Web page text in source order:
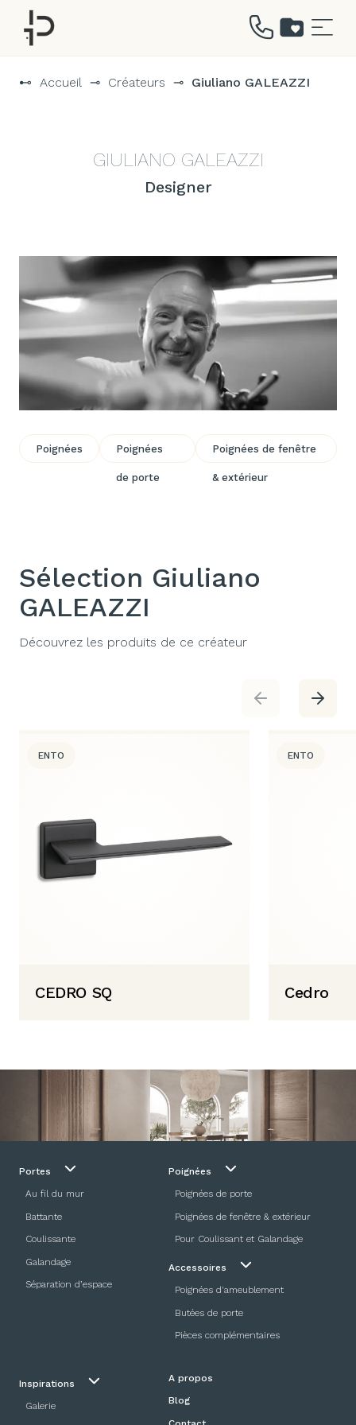
⊷ Accueil ⊸ Créateurs ⊸ Giuliano GALEAZZI
GIULIANO GALEAZZI
Designer
Poignées Poignées
de porte
Poignées de fenêtre
& extérieur
Sélection Giuliano
GALEAZZI
Découvrez les produits de ce créateur
ENTO
CEDRO SQ
ENTO
Cedro
Portes
Au fil du mur
Battante
Coulissante
Galandage
Séparation d’espace
Poignées
Poignées de porte
Poignées de fenêtre & extérieur
Pour Coulissant et Galandage
Accessoires
Poignées d'ameublement
Butées de porte
Pièces complémentaires
Inspirations
Galerie
A propos
Blog